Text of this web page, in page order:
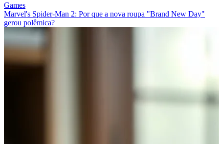
Games
Marvel's Spider-Man 2: Por que a nova roupa "Brand New Day"
gerou polêmica?